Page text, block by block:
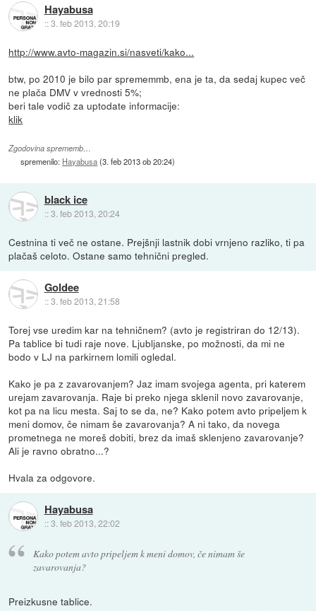
Hayabusa
::3. feb 2013, 20:19
http://www.avto-magazin.si/nasveti/kako...
btw, po 2010 je bilo par sprememmb, ena je ta, da sedaj kupec več
ne plača DMV v vrednosti 5%;
beri tale vodič za uptodate informacije:
klik
Zgodovina sprememb…
spremenilo: Hayabusa(3. feb 2013 ob 20:24)
black ice
::3. feb 2013, 20:24
Cestnina ti več ne ostane. Prejšnji lastnik dobi vrnjeno razliko, ti pa
plačaš celoto. Ostane samo tehnični pregled.
Goldee
::3. feb 2013, 21:58
Torej vse uredim kar na tehničnem? (avto je registriran do 12/13).
Pa tablice bi tudi raje nove. Ljubljanske, po možnosti, da mi ne
bodo v LJ na parkirnem lomili ogledal.
Kako je pa z zavarovanjem? Jaz imam svojega agenta, pri katerem
urejam zavarovanja. Raje bi preko njega sklenil novo zavarovanje,
kot pa na licu mesta. Saj to se da, ne? Kako potem avto pripeljem k
meni domov, če nimam še zavarovanja? A ni tako, da novega
prometnega ne moreš dobiti, brez da imaš sklenjeno zavarovanje?
Ali je ravno obratno...?
Hvala za odgovore.
Hayabusa
::3. feb 2013, 22:02
Kako potem avto pripeljem k meni domov, če nimam še
zavarovanja?
Preizkusne tablice.